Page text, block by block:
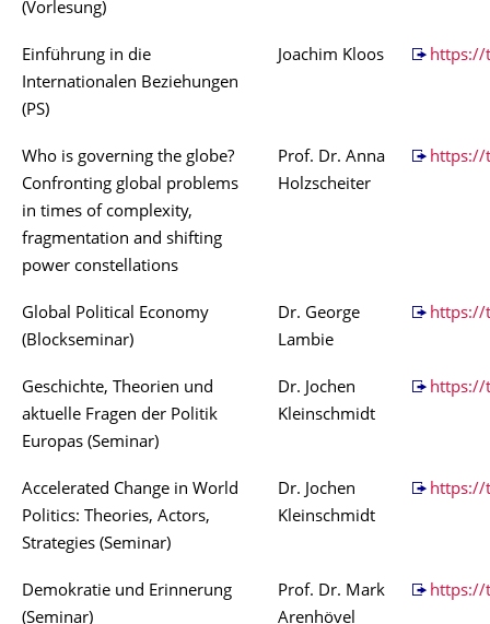
(Vorlesung)
Einführung in die
Internationalen Beziehungen
(PS)
Joachim Kloos https://
Who is governing the globe?
Confronting global problems
in times of complexity,
fragmentation and shifting
power constellations
Prof. Dr. Anna
Holzscheiter
https://
Global Political Economy
(Blockseminar)
Dr. George
Lambie
https://
Geschichte, Theorien und
aktuelle Fragen der Politik
Europas (Seminar)
Dr. Jochen
Kleinschmidt
https://
Accelerated Change in World
Politics: Theories, Actors,
Strategies (Seminar)
Dr. Jochen
Kleinschmidt
https://
Demokratie und Erinnerung
(Seminar)
Prof. Dr. Mark
Arenhövel
https://